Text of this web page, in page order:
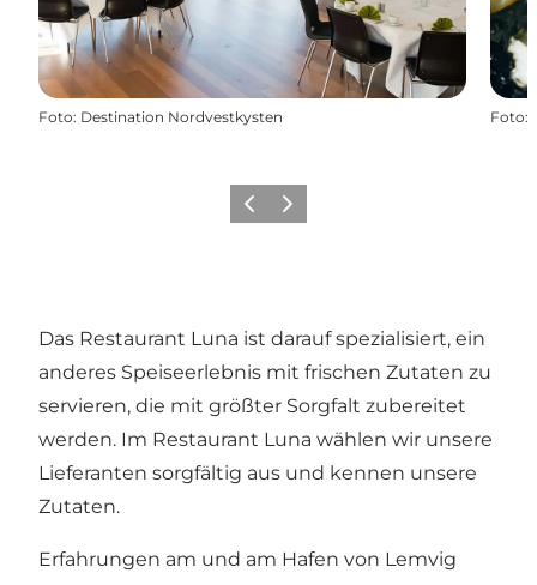
Foto: Destination Nordvestkysten Foto:
ZurückWeiter
Das Restaurant Luna ist darauf spezialisiert, ein
anderes Speiseerlebnis mit frischen Zutaten zu
servieren, die mit größter Sorgfalt zubereitet
werden. Im Restaurant Luna wählen wir unsere
Lieferanten sorgfältig aus und kennen unsere
Zutaten.
Erfahrungen am und am Hafen von Lemvig